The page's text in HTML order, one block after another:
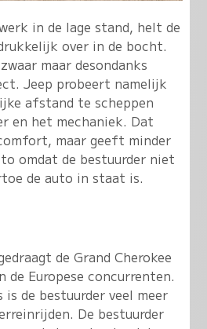
in de lage stand, helt de
over in de bocht.
maar desondanks
Jeep probeert namelijk
afstand te scheppen
en het mechaniek. Dat
maar geeft minder
omdat de bestuurder niet
de auto in staat is.
de Grand Cherokee
de Europese concurrenten.
de bestuurder veel meer
De bestuurder